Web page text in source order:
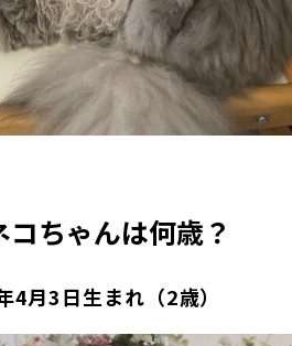
コちゃんは何歳？
4月3日生まれ（2歳）